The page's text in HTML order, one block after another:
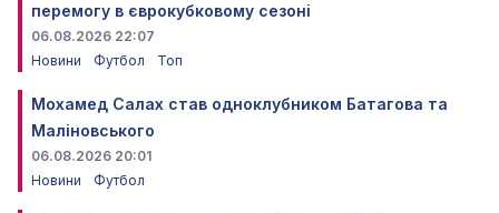
перемогу в єврокубковому сезоні
06.08.2026 22:07
Новини
Футбол Топ
Мохамед Салах став одноклубником Батагова та
Маліновського
06.08.2026 20:01
Новини
Футбол